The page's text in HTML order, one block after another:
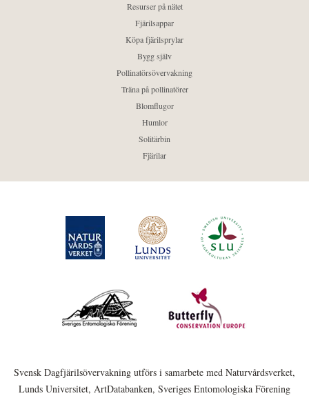
Resurser på nätet
Fjärilsappar
Köpa fjärilsprylar
Bygg själv
Pollinatörsövervakning
Träna på pollinatörer
Blomflugor
Humlor
Solitärbin
Fjärilar
Svensk Dagfjärilsövervakning utförs i samarbete med Naturvårdsverket,
Lunds Universitet, ArtDatabanken, Sveriges Entomologiska Förening